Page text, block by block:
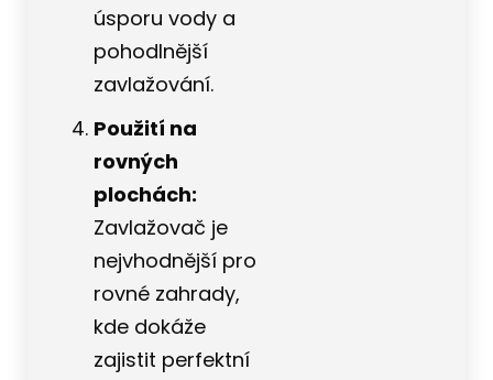
úsporu vody a
pohodlnější
zavlažování.
Použití na
rovných
plochách:
Zavlažovač je
nejvhodnější pro
rovné zahrady,
kde dokáže
zajistit perfektní